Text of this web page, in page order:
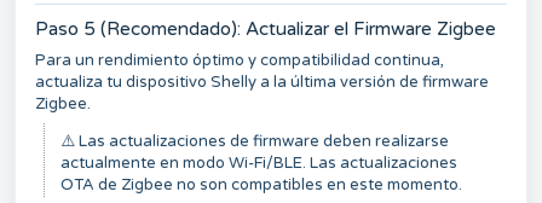
Paso 5 (Recomendado): Actualizar el Firmware Zigbee
Para un rendimiento óptimo y compatibilidad continua,
actualiza tu dispositivo Shelly a la última versión de firmware
Zigbee.
⚠️ Las actualizaciones de firmware deben realizarse
actualmente en modo Wi-Fi/BLE. Las actualizaciones
OTA de Zigbee no son compatibles en este momento.